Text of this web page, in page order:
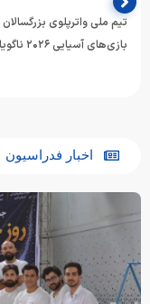
تیم ملی واترپلوی
بازی‌های آسیایی ۲۰۲۶ ناگویا، اردوی خود را در…
اخبار فدراسیون